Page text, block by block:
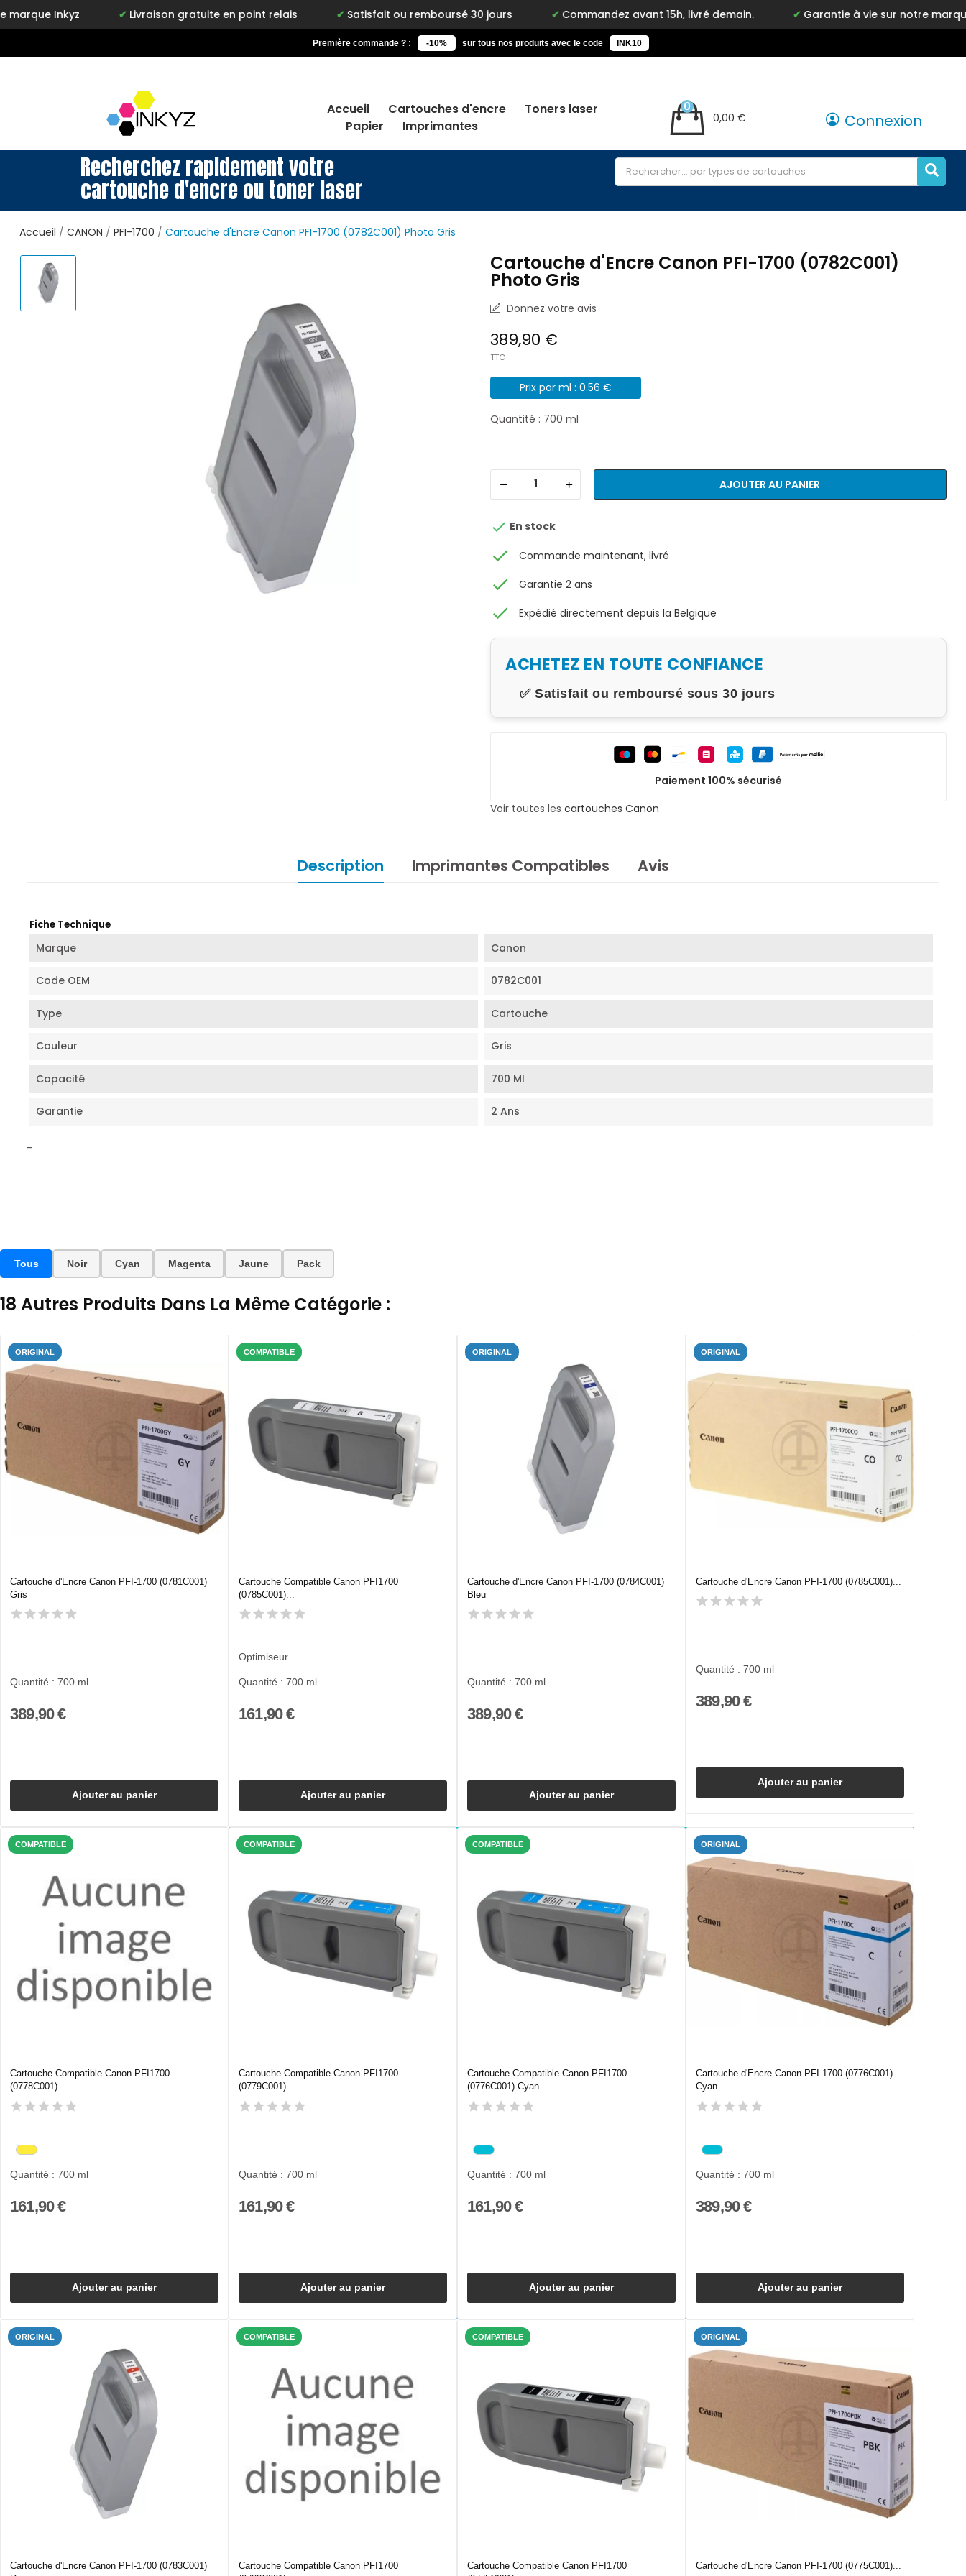
Première commande ? : -10% sur tous nos produits avec le code INK10
Accueil Cartouches d'encre
Toners laser
Papier
Imprimantes
0,00 €
0
Connexion
Recherchez rapidement votre
cartouche d'encre ou toner laser
Accueil CANON PFI-1700 Cartouche d'Encre Canon PFI-1700 (0782C001) Photo Gris
Cartouche d'Encre Canon PFI-1700 (0782C001)
Photo Gris
Donnez votre avis
389,90 €
TTC
Prix par ml : 0.56 €
Quantité : 700 ml
AJOUTER AU PANIER
 En stock
check Commande maintenant, livré
check Garantie 2 ans
check Expédié directement depuis la Belgique
ACHETEZ EN TOUTE CONFIANCE
✅ Satisfait ou remboursé sous 30 jours
Paiement 100% sécurisé
Voir toutes les cartouches Canon
Description Imprimantes Compatibles Avis
Fiche Technique
Marque Canon
Code OEM 0782C001
Type Cartouche
Couleur Gris
Capacité 700 Ml
Garantie 2 Ans
-
Tous Noir Cyan Magenta Jaune Pack
18 Autres Produits Dans La Même Catégorie :
ORIGINAL
Cartouche d'Encre Canon PFI-1700 (0781C001)
Gris
Quantité : 700 ml
389,90 €
Ajouter au panier
COMPATIBLE
Cartouche Compatible Canon PFI1700
(0785C001)...
Quantité : 700 ml
Optimiseur
161,90 €
Ajouter au panier
ORIGINAL
Cartouche d'Encre Canon PFI-1700 (0784C001)
Bleu
Quantité : 700 ml
389,90 €
Ajouter au panier
ORIGINAL
Cartouche d'Encre Canon PFI-1700 (0785C001)...
Quantité : 700 ml
389,90 €
Ajouter au panier
COMPATIBLE
Cartouche Compatible Canon PFI1700
(0778C001)...
Quantité : 700 ml
161,90 €
Ajouter au panier
COMPATIBLE
Cartouche Compatible Canon PFI1700
(0779C001)...
Quantité : 700 ml
161,90 €
Ajouter au panier
COMPATIBLE
Cartouche Compatible Canon PFI1700
(0776C001) Cyan
Quantité : 700 ml
161,90 €
Ajouter au panier
ORIGINAL
Cartouche d'Encre Canon PFI-1700 (0776C001)
Cyan
Quantité : 700 ml
389,90 €
Ajouter au panier
ORIGINAL
Cartouche d'Encre Canon PFI-1700 (0783C001)
COMPATIBLE
Cartouche Compatible Canon PFI1700
COMPATIBLE
Cartouche Compatible Canon PFI1700
ORIGINAL
Cartouche d'Encre Canon PFI-1700 (0775C001)...